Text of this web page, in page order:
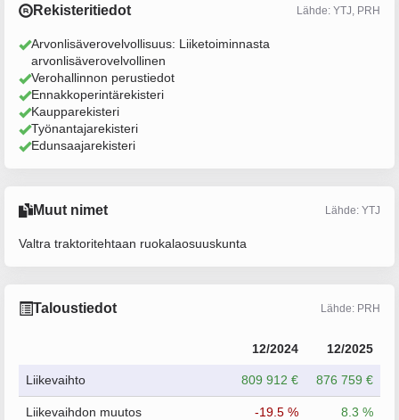
Rekisteritiedot Lähde: YTJ, PRH
Arvonlisäverovelvollisuus: Liiketoiminnasta
arvonlisäverovelvollinen
Verohallinnon perustiedot
Ennakkoperintärekisteri
Kaupparekisteri
Työnantajarekisteri
Edunsaajarekisteri
Muut nimet Lähde: YTJ
Valtra traktoritehtaan ruokalaosuuskunta
Taloustiedot Lähde: PRH
12/2024 12/2025
Liikevaihto 809 912 € 876 759 €
Liikevaihdon muutos -19.5 % 8.3 %